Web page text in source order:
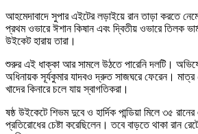
আহমেদাবাদে সুপার এইটের লড়াইয়ে রান তাড়া করতে
প্রথম ওভারে ঈশান কিষান এবং দ্বিতীয় ওভারে তিলক
উইকেট হারায় তারা।
শুরুর এই ধাক্কা আর সামলে উঠতে পারেনি দলটি।
অধিনায়ক সূর্যকুমার যাদবও দ্রুত সাজঘরে ফেরেন। মাত্র
খাদের কিনারে চলে যায় স্বাগতিকরা।
ষষ্ঠ উইকেটে শিভম দুবে ও হার্দিক পান্ডিয়া মিলে ৩৫
প্রতিরোধের চেষ্টা করেছিলেন। তবে বাড়তে থাকা রান